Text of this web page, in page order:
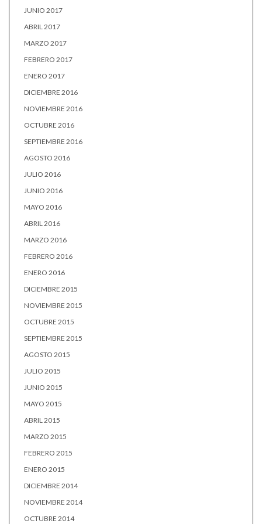
JUNIO 2017
ABRIL 2017
MARZO 2017
FEBRERO 2017
ENERO 2017
DICIEMBRE 2016
NOVIEMBRE 2016
OCTUBRE 2016
SEPTIEMBRE 2016
AGOSTO 2016
JULIO 2016
JUNIO 2016
MAYO 2016
ABRIL 2016
MARZO 2016
FEBRERO 2016
ENERO 2016
DICIEMBRE 2015
NOVIEMBRE 2015
OCTUBRE 2015
SEPTIEMBRE 2015
AGOSTO 2015
JULIO 2015
JUNIO 2015
MAYO 2015
ABRIL 2015
MARZO 2015
FEBRERO 2015
ENERO 2015
DICIEMBRE 2014
NOVIEMBRE 2014
OCTUBRE 2014